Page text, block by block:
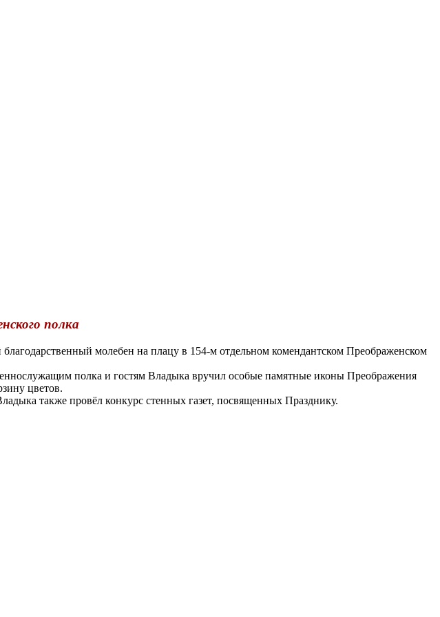
полка
молебен на плацу в 154-м отдельном комендантском Преображенском
полка и гостям Владыка вручил особые памятные иконы Преображения
цветов.
также провёл конкурс стенных газет, посвященных Празднику.